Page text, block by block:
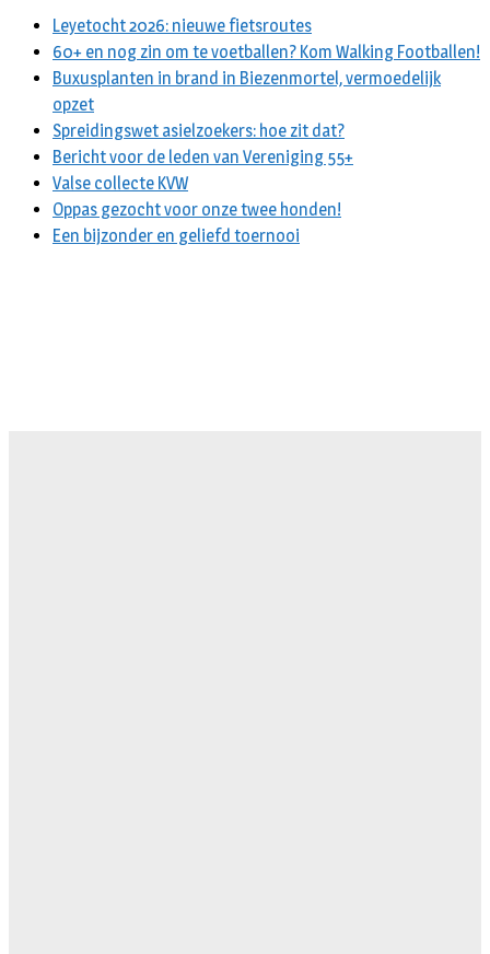
Leyetocht 2026: nieuwe fietsroutes
60+ en nog zin om te voetballen? Kom Walking Footballen!
Buxusplanten in brand in Biezenmortel, vermoedelijk
opzet
Spreidingswet asielzoekers: hoe zit dat?
Bericht voor de leden van Vereniging 55+
Valse collecte KVW
Oppas gezocht voor onze twee honden!
Een bijzonder en geliefd toernooi